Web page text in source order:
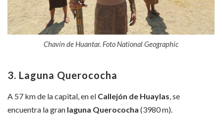
Chavín de Huantar. Foto National Geographic
3. Laguna Querococha
A 57 km de la capital, en el Callejón de Huaylas , se
encuentra la gran laguna Querococha (3980 m).